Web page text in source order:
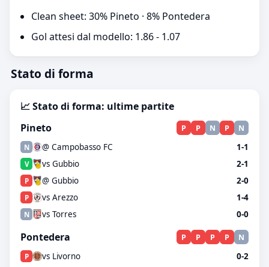
Clean sheet: 30% Pineto · 8% Pontedera
Gol attesi dal modello: 1.86 - 1.07
Stato di forma
📈 Stato di forma: ultime partite
Pineto
P P N P N
N @ Campobasso FC 1-1
V vs Gubbio 2-1
P @ Gubbio 2-0
P vs Arezzo 1-4
N vs Torres 0-0
Pontedera P P P P N
P vs Livorno 0-2